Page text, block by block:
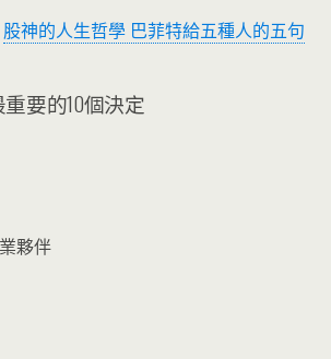
股神的人生哲學 巴菲特給五種人的五句
要的10個決定
夥伴